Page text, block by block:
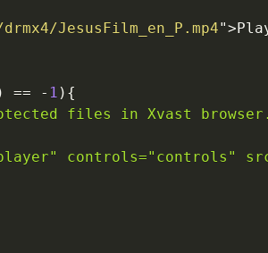
JesusFilm_en_P.mp4">
== - 1 ) {
files in Xvast browser.
controls="controls"